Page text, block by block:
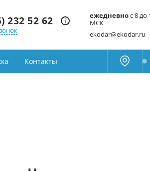
232 52 62 ежедневнос 8 до
МСК
ekodar@ekodar.ru
Контакты